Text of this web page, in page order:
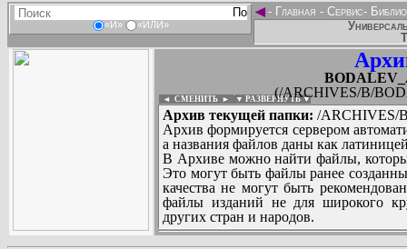
«И» «ИЛИ»
◄- Главная - Сервис-
(/ARCHIVES/B/
◄ СМЕНИТЬ ► ▼ РАЗВЕРНУТЬ ▼
Архив текущей папки: /ARCHIVES/
Архив формируется сервером
а названия файлов даны как
В Архиве можно найти файлы,
Это могут быть файлы ранее
качества не могут быть
файлы изданий не для широкого
других стран и народов.